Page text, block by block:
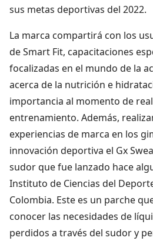
sus metas deportivas del 2022.
La marca compartirá con los
de Smart Fit, capacitaciones
focalizadas en el mundo de la
acerca de la nutrición e
importancia al momento de
entrenamiento. Además,
experiencias de marca en los
innovación deportiva el Gx
sudor que fue lanzado hace
Instituto de Ciencias del
Colombia. Este es un parche
conocer las necesidades de
perdidos a través del sudor y